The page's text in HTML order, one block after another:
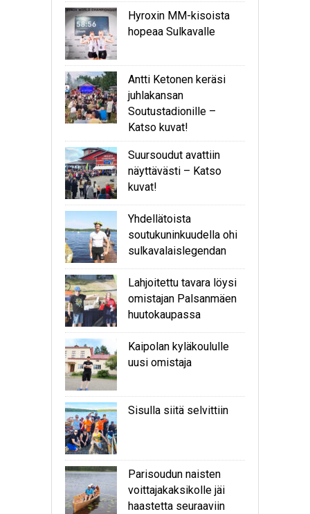
Hyroxin MM-kisoista
hopeaa Sulkavalle
Antti Ketonen keräsi
juhlakansan
Soutustadionille –
Katso kuvat!
Suursoudut avattiin
näyttävästi – Katso
kuvat!
Yhdellätoista
soutukuninkuudella ohi
sulkavalaislegendan
Lahjoitettu tavara löysi
omistajan Palsanmäen
huutokaupassa
Kaipolan kyläkoululle
uusi omistaja
Sisulla siitä selvittiin
Parisoudun naisten
voittajakaksikolle jäi
haastetta seuraaviin